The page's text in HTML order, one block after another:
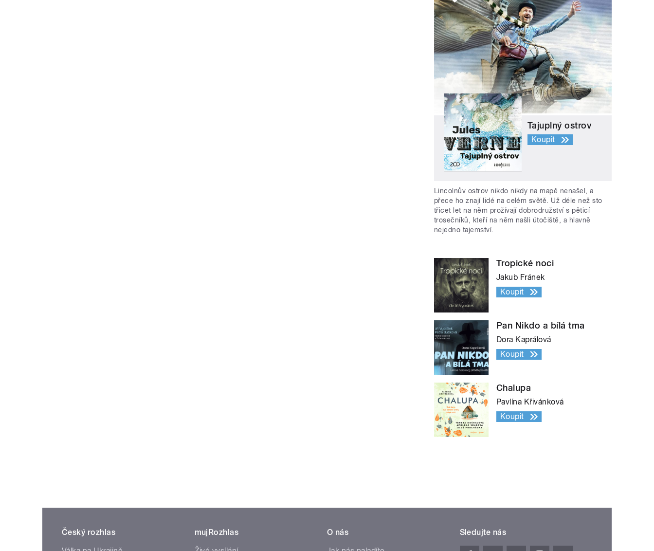
Tajuplný ostrov
Koupit
Lincolnův ostrov nikdo nikdy na mapě nenašel, a
přece ho znají lidé na celém světě. Už déle než sto
třicet let na něm prožívají dobrodružství s pěticí
trosečníků, kteří na něm našli útočiště, a hlavně
nejedno tajemství.
Tropické noci
Jakub Fránek
Koupit
Pan Nikdo a bílá tma
Dora Kaprálová
Koupit
Chalupa
Pavlína Křivánková
Koupit
Český rozhlas
mujRozhlas
O nás
Sledujte nás